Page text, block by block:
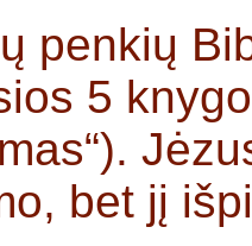
penkių
5
bet jį